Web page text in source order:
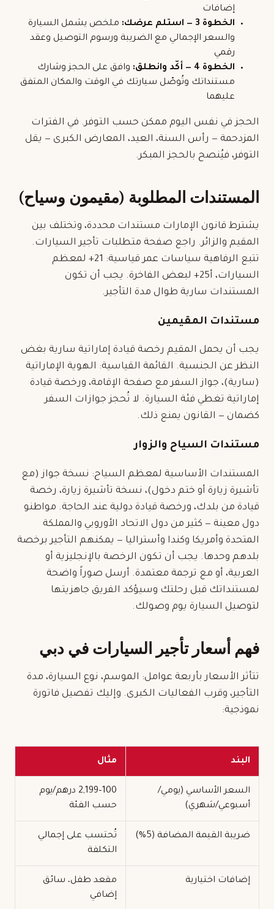
إضافات
الخطوة 3 — استلم عرضك:
ملخص يشمل السيارة
والسعر الإجمالي مع الضريبة ورسوم التوصيل وعقد
رقمي
الخطوة 4 — أكّد وانطلق:
وافق على الحجز وشارك
مستنداتك وتُوصّل سيارتك في الوقت والمكان المتفق
عليهما
الحجز في نفس اليوم ممكن حسب التوفر. في الفترات
المزدحمة — رأس السنة، العيد، المعارض الكبرى — يقل
التوفر، فيُنصح بالحجز المبكر.
المستندات المطلوبة (مقيمون وسياح)
يشترط قانون الإمارات مستندات محددة، وتختلف بين
المقيم والزائر. راجع صفحة متطلبات تأجير السيارات.
تتبع الرفاهية سياسات عمر قياسية: 21+ لمعظم
السيارات، أ25+ لبعض الفاخرة. يجب أن تكون
المستندات سارية طوال مدة التأجير.
مستندات المقيمين
يجب أن يحمل المقيم رخصة قيادة إماراتية سارية بغض
النظر عن الجنسية. القائمة القياسية: الهوية الإماراتية
(سارية)، جواز السفر مع صفحة الإقامة، ورخصة قيادة
إماراتية تغطي فئة السيارة. لا تُحجز جوازات السفر
كضمان — القانون يمنع ذلك.
مستندات السياح والزوار
المستندات الأساسية لمعظم السياح: نسخة جواز (مع
تأشيرة زيارة أو ختم دخول)، نسخة تأشيرة زيارة، رخصة
قيادة من بلدك، ورخصة قيادة دولية عند الحاجة. مواطنو
دول معينة — كثير من دول الاتحاد الأوروبي والمملكة
المتحدة وأمريكا وكندا وأستراليا — يمكنهم التأجير برخصة
بلدهم وحدها. يجب أن تكون الرخصة بالإنجليزية أو
العربية، أو مع ترجمة معتمدة. أرسل صوراً واضحة
لمستنداتك قبل رحلتك وسيؤكد الفريق جاهزيتها
لتوصيل السيارة يوم وصولك.
فهم أسعار تأجير السيارات في دبي
تتأثر الأسعار بأربعة عوامل: الموسم، نوع السيارة، مدة
التأجير، وقرب الفعاليات الكبرى. وإليك تفصيل فاتورة
نموذجية:
البند مثال
السعر الأساسي (يومي/
أسبوعي/شهري)
100–2,199 درهم/يوم
حسب الفئة
ضريبة القيمة المضافة (5%)
تُحتسب على إجمالي
التكلفة
إضافات اختيارية
مقعد طفل، سائق
إضافي